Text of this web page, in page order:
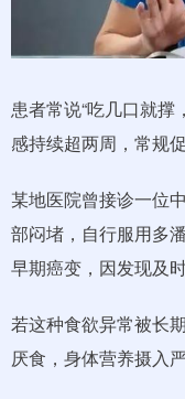
患者常说“吃几口就
感持续超两周，常规
某地医院曾接诊一位
部闷堵，自行服用多
早期癌变，因发现及
若这种食欲异常被长
厌食，身体营养摄入